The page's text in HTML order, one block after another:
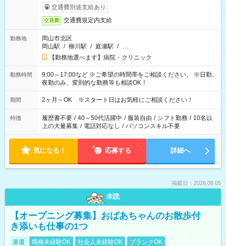
交通費別途支給あり
交通費 交通費規定内支給
勤務地
岡山市北区
岡山駅 / 柳川駅 / 庭瀬駅 / …
【勤務地選べます】病院・クリニック
勤務時間
9:00～17:00など ※ご希望の時間帯をご相談ください。 ※日勤、
夜勤のみ、変則的な勤務等も相談OK！
期間 2ヶ月～OK ※スタート日はお気軽にご相談ください！
特徴 履歴書不要 / 40～50代活躍中 / 服装自由 / シフト勤務 / 10名以
上の大量募集 / 電話対応なし / パソコンスキル不要
気になる！ 応募する 詳細へ
掲載日：2026.08.05
未読
【オープニング募集】おばあちゃんのお散歩付
き添いも仕事の1つ
派遣 職種未経験OK 社会人未経験OK
ブランクOK